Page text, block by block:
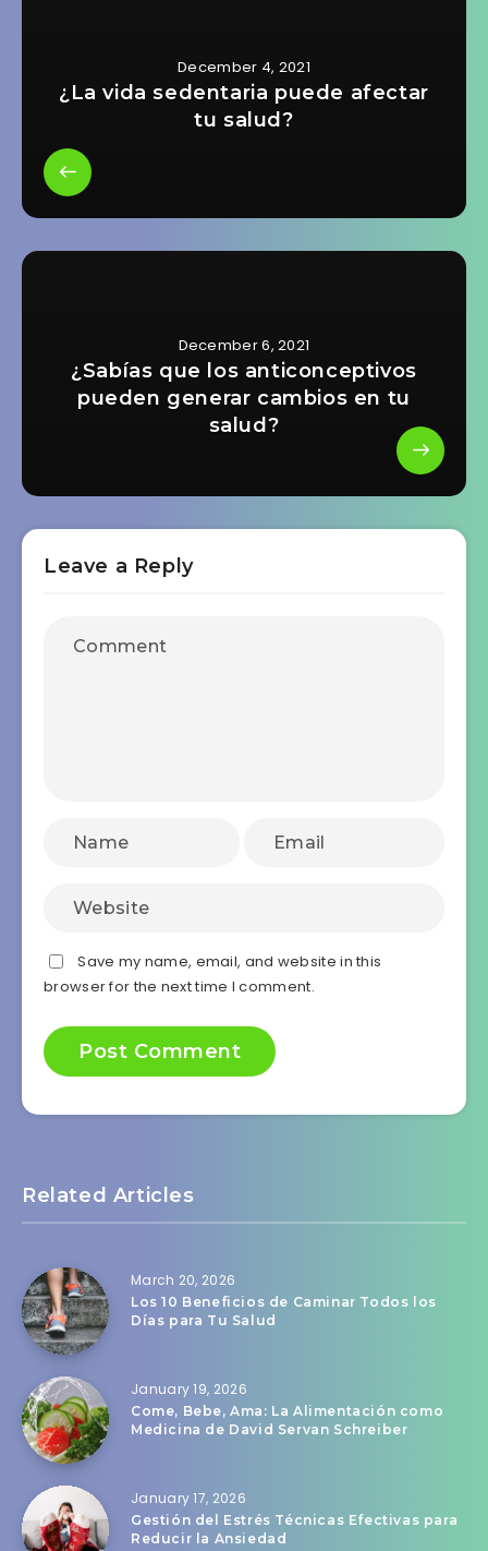
December 4, 2021
¿La vida sedentaria puede afectar
tu salud?
December 6, 2021
¿Sabías que los anticonceptivos
pueden generar cambios en tu
salud?
Leave a Reply
Save my name, email, and website in this
browser for the next time I comment.
Related Articles
March 20, 2026
Los 10 Beneficios de Caminar Todos los
Días para Tu Salud
January 19, 2026
Come, Bebe, Ama: La Alimentación como
Medicina de David Servan Schreiber
January 17, 2026
Gestión del Estrés Técnicas Efectivas para
Reducir la Ansiedad